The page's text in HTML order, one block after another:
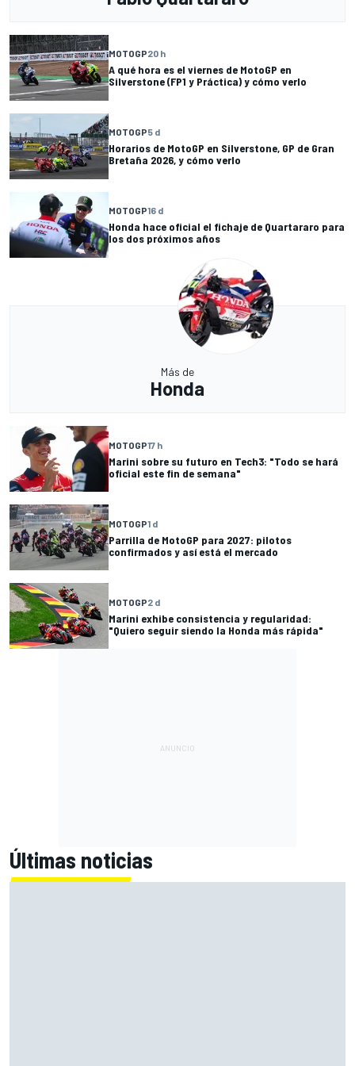
MOTOGP20 h
A qué hora es el viernes de MotoGP en
Silverstone (FP1 y Práctica) y cómo verlo
MOTOGP5 d
Horarios de MotoGP en Silverstone, GP de Gran
Bretaña 2026, y cómo verlo
MOTOGP16 d
Honda hace oficial el fichaje de Quartararo para
los dos próximos años
Más de
Honda
MOTOGP17 h
Marini sobre su futuro en Tech3: "Todo se hará
oficial este fin de semana"
MOTOGP1 d
Parrilla de MotoGP para 2027: pilotos
confirmados y así está el mercado
MOTOGP2 d
Marini exhibe consistencia y regularidad:
"Quiero seguir siendo la Honda más rápida"
Últimas noticias